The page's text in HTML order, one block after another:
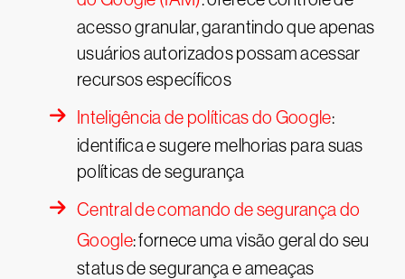
acesso granular, garantindo que apenas
usuários autorizados possam acessar
recursos específicos
Inteligência de políticas do Google:
identifica e sugere melhorias para suas
políticas de segurança
Central de comando de segurança do
Google: fornece uma visão geral do seu
status de segurança e ameaças